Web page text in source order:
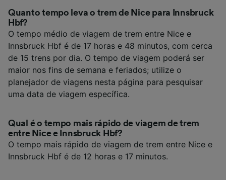
Quanto tempo leva o trem de Nice para Innsbruck
Hbf?
O tempo médio de viagem de trem entre Nice e
Innsbruck Hbf é de 17 horas e 48 minutos, com cerca
de 15 trens por dia. O tempo de viagem poderá ser
maior nos fins de semana e feriados; utilize o
planejador de viagens nesta página para pesquisar
uma data de viagem específica.
Qual é o tempo mais rápido de viagem de trem
entre Nice e Innsbruck Hbf?
O tempo mais rápido de viagem de trem entre Nice e
Innsbruck Hbf é de 12 horas e 17 minutos.